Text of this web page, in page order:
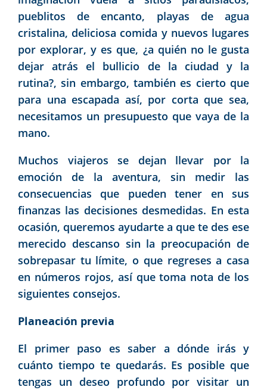
pueblitos de encanto, playas de agua
cristalina, deliciosa comida y nuevos lugares
por explorar, y es que, ¿a quién no le gusta
dejar atrás el bullicio de la ciudad y la
rutina?, sin embargo, también es cierto que
para una escapada así, por corta que sea,
necesitamos un presupuesto que vaya de la
mano.
Muchos viajeros se dejan llevar por la
emoción de la aventura, sin medir las
consecuencias que pueden tener en sus
finanzas las decisiones desmedidas. En esta
ocasión, queremos ayudarte a que te des ese
merecido descanso sin la preocupación de
sobrepasar tu límite, o que regreses a casa
en números rojos, así que toma nota de los
siguientes consejos.
Planeación previa
El primer paso es saber a dónde irás y
cuánto tiempo te quedarás. Es posible que
tengas un deseo profundo por visitar un